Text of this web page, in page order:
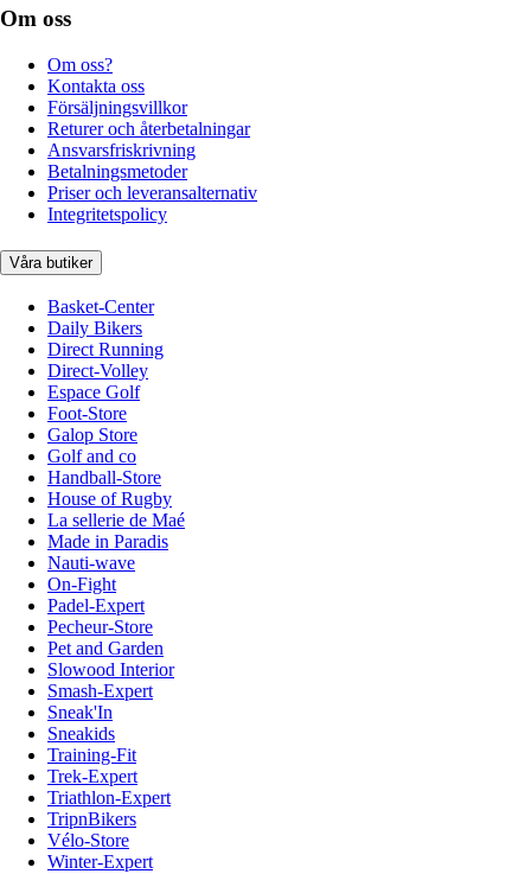
Om oss
Om oss?
Kontakta oss
Försäljningsvillkor
Returer och återbetalningar
Ansvarsfriskrivning
Betalningsmetoder
Priser och leveransalternativ
Integritetspolicy
Våra butiker
Basket-Center
Daily Bikers
Direct Running
Direct-Volley
Espace Golf
Foot-Store
Galop Store
Golf and co
Handball-Store
House of Rugby
La sellerie de Maé
Made in Paradis
Nauti-wave
On-Fight
Padel-Expert
Pecheur-Store
Pet and Garden
Slowood Interior
Smash-Expert
Sneak'In
Sneakids
Training-Fit
Trek-Expert
Triathlon-Expert
TripnBikers
Vélo-Store
Winter-Expert